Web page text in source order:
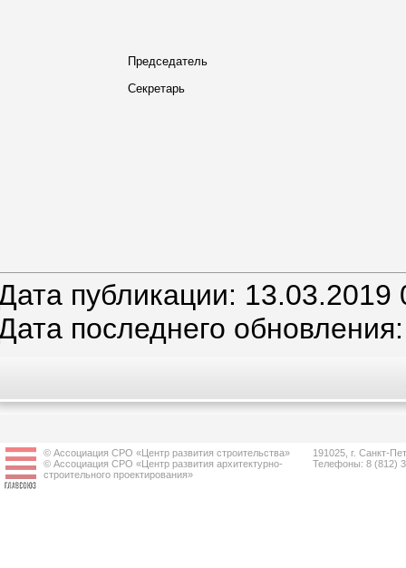
Председатель
Секретарь
публикации: 13.03.2019
последнего
© Ассоциация СРО «Центр развития строительства»
© Ассоциация СРО «Центр развития архитектурно-
строительного проектирования»
191025, г. Санкт-
Телефоны: 8 (812)